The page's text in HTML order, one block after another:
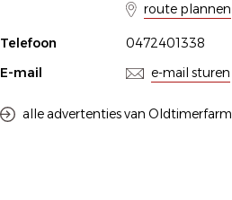
route plannen
Telefoon
0472401338
E-mail
e-mail sturen
alle advertenties van Oldtimerfarm